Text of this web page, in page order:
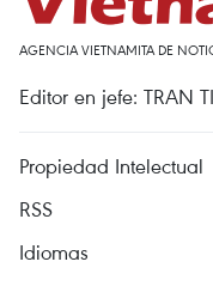
AGENCIA VIETNAMITA DE
Editor en jefe: TRAN
Propiedad Intelectual
RSS
Idiomas